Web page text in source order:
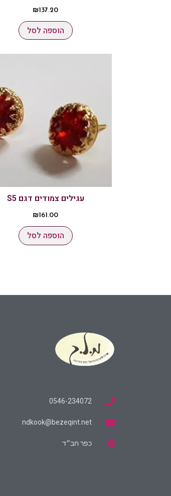
₪137.20
הוספה לסל
עגילים צמודים דגם S5
₪161.00
הוספה לסל
0546-234072
ndkook@bezeqint.net
כפר חב״ד